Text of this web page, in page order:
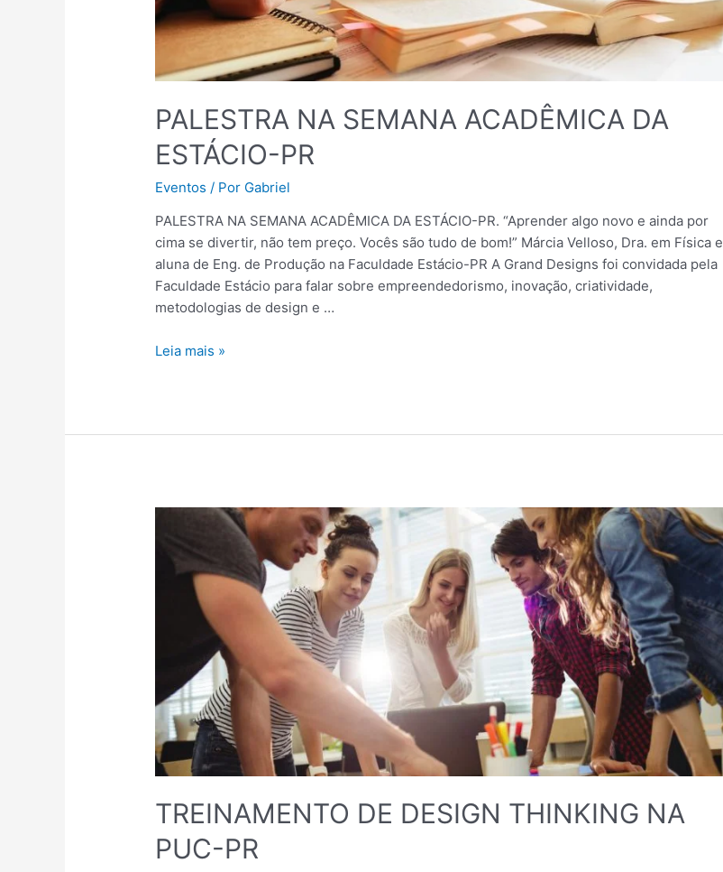
PALESTRA NA SEMANA ACADÊMICA DA
ESTÁCIO-PR
Eventos / Por Gabriel
PALESTRA NA SEMANA ACADÊMICA DA ESTÁCIO-PR. “Aprender algo novo e ainda por
cima se divertir, não tem preço. Vocês são tudo de bom!” Márcia Velloso, Dra. em Física e
aluna de Eng. de Produção na Faculdade Estácio-PR A Grand Designs foi convidada pela
Faculdade Estácio para falar sobre empreendedorismo, inovação, criatividade,
metodologias de design e …
Leia mais »
TREINAMENTO DE DESIGN THINKING NA
PUC-PR